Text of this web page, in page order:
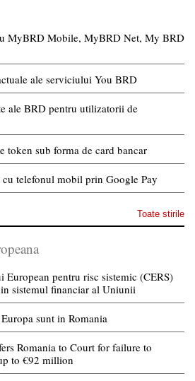
MyBRD Mobile, MyBRD Net, My BRD
ale serviciului You BRD
ale BRD pentru utilizatorii de
token sub forma de card bancar
telefonul mobil prin Google Pay
Toate stirile
pentru risc sistemic (CERS)
sistemul financiar al Uniunii
sunt in Romania
Romania to Court for failure to
to €92 million